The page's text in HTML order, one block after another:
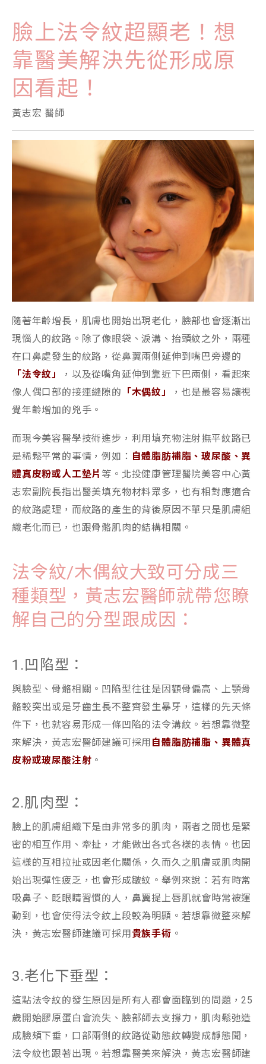
臉上法令紋超顯老！想
靠醫美解決先從形成原
因看起！
黃志宏 醫師
隨著年齡增長，肌膚也開始出現老化，臉部也會逐漸出
現惱人的紋路。除了像眼袋、淚溝、抬頭紋之外，兩種
在口鼻處發生的紋路，從鼻翼兩側延伸到嘴巴旁邊的
「法令紋」
，以及從嘴角延伸到靠近下巴兩側，看起來
像人偶口部的接連縫隙的 「木偶紋」
，也是最容易讓視
覺年齡增加的兇手。
而現今美容醫學技術進步，利用填充物注射撫平紋路已
是稀鬆平常的事情，例如： 自體脂肪補脂、玻尿酸、異
體真皮粉或人工墊片 等。北投健康管理醫院美容中心黃
志宏副院長指出醫美填充物材料眾多，也有相對應適合
的紋路處理，而紋路的產生的背後原因不單只是肌膚組
織老化而已，也跟骨骼肌肉的結構相關。
法令紋/木偶紋大致可分成三
種類型，黃志宏醫師就帶您瞭
解自己的分型跟成因：
1.凹陷型：
與臉型、骨骼相關。凹陷型往往是因顴骨偏高、上顎骨
骼較突出或是牙齒生長不整齊發生暴牙，這樣的先天條
件下，也就容易形成一條凹陷的法令溝紋。若想靠微整
來解決，黃志宏醫師建議可採用 自體脂肪補脂、異體真
皮粉或玻尿酸注射 。
2.肌肉型：
臉上的肌膚組織下是由非常多的肌肉，兩者之間也是緊
密的相互作用、牽扯，才能做出各式各樣的表情。也因
這樣的互相拉扯或因老化關係，久而久之肌膚或肌肉開
始出現彈性疲乏，也會形成皺紋。舉例來說：若有時常
吸鼻子、眨眼睛習慣的人，鼻翼提上唇肌就會時常被運
動到，也會使得法令紋上段較為明顯。若想靠微整來解
決，黃志宏醫師建議可採用貴族手術 。
3.老化下垂型：
這點法令紋的發生原因是所有人都會面臨到的問題，25
歲開始膠原蛋白會流失、臉部師去支撐力，肌肉鬆弛造
成臉頰下垂，口部兩側的紋路從動態紋轉變成靜態聞，
法令紋也跟著出現。若想靠醫美來解決，黃志宏醫師建